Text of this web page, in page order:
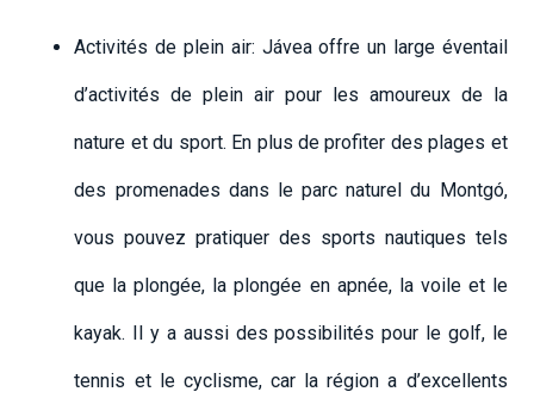
Activités de plein air: Jávea offre un large éventail
d’activités de plein air pour les amoureux de la
nature et du sport. En plus de profiter des plages et
des promenades dans le parc naturel du Montgó,
vous pouvez pratiquer des sports nautiques tels
que la plongée, la plongée en apnée, la voile et le
kayak. Il y a aussi des possibilités pour le golf, le
tennis et le cyclisme, car la région a d’excellents